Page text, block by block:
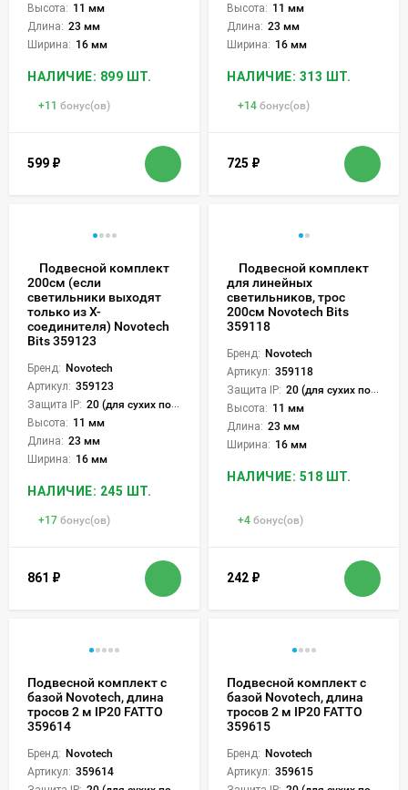
Высота: 11 мм
Длина: 23 мм
Ширина: 16 мм
НАЛИЧИЕ: 899 ШТ.
+11 бонус(ов)
599 ₽
Высота: 11 мм
Длина: 23 мм
Ширина: 16 мм
НАЛИЧИЕ: 313 ШТ.
+14 бонус(ов)
725 ₽
Подвесной комплект
200см (если
светильники выходят
только из Х-
соединителя) Novotech
Bits 359123
Бренд: Novotech
Артикул: 359123
Защита IP: 20 (для сухих пом.)
Высота: 11 мм
Длина: 23 мм
Ширина: 16 мм
НАЛИЧИЕ: 245 ШТ.
+17 бонус(ов)
861 ₽
Подвесной комплект
для линейных
светильников, трос
200см Novotech Bits
359118
Бренд: Novotech
Артикул: 359118
Защита IP: 20 (для сухих пом.)
Высота: 11 мм
Длина: 23 мм
Ширина: 16 мм
НАЛИЧИЕ: 518 ШТ.
+4 бонус(ов)
242 ₽
Подвесной комплект с
базой Novotech, длина
тросов 2 м IP20 FATTO
359614
Бренд: Novotech
Артикул: 359614
Подвесной комплект с
базой Novotech, длина
тросов 2 м IP20 FATTO
359615
Бренд: Novotech
Артикул: 359615